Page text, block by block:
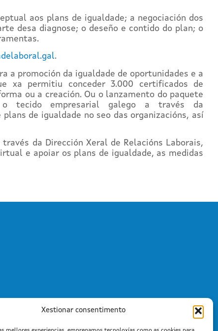
Xestionar consentimento
aos plans de igualdade; a negociación dos
desa diagnose; o deseño e contido do plan; o
.
a promoción da igualdade de oportunidades e a
xa permitiu conceder 3.000 certificados de
ou a creación. Ou o lanzamento do paquete
tecido empresarial galego a través da
de igualdade no seo das organizacións, así
da Dirección Xeral de Relacións Laborais,
e apoiar os plans de igualdade, as medidas